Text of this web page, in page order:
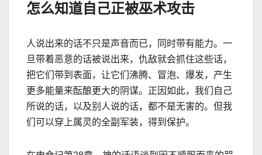
怎么知道自己正被巫术攻击
人说出来的话不只是声音而已，同时带有能力。一
旦带着恶意的话被说出来，仇敌就会抓住这些话，
把它们带到表面，让它们沸腾、冒泡、爆发，产生
更多能量来酝酿更大的阴谋。正因如此，我们自己
所说的话，以及别人说的话，都不是无害的。但我
们可以穿上属灵的全副军装，得到保护。